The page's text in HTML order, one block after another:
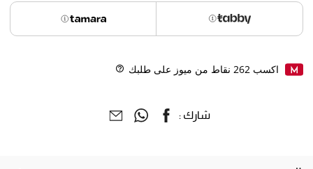
اكسب262نقاط من ميوز على طلبك
شارك :